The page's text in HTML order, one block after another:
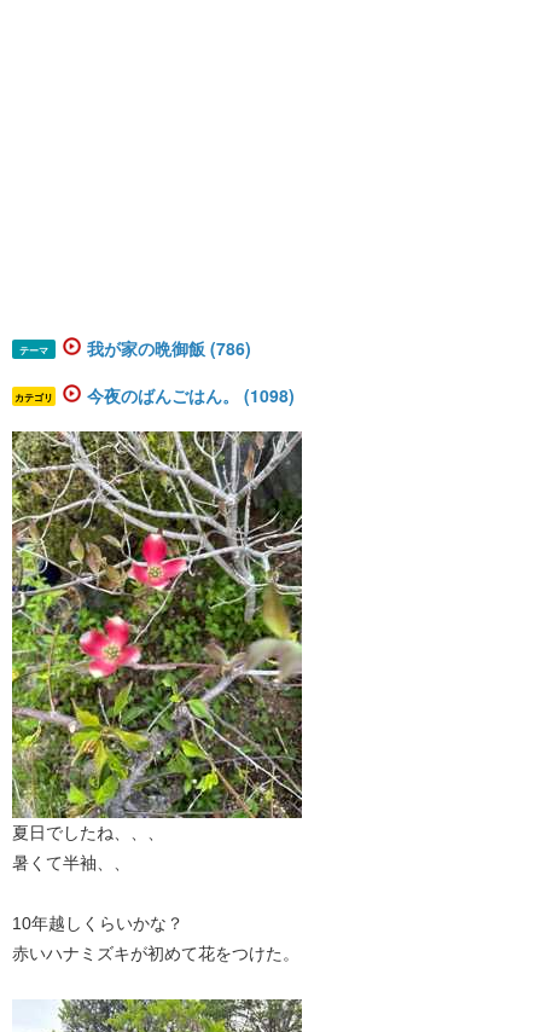
テーマ 我が家の晩御飯 (786)
カテゴリ 今夜のばんごはん。 (1098)
夏日でしたね、、、
暑くて半袖、、
10年越しくらいかな？
赤いハナミズキが初めて花をつけた。